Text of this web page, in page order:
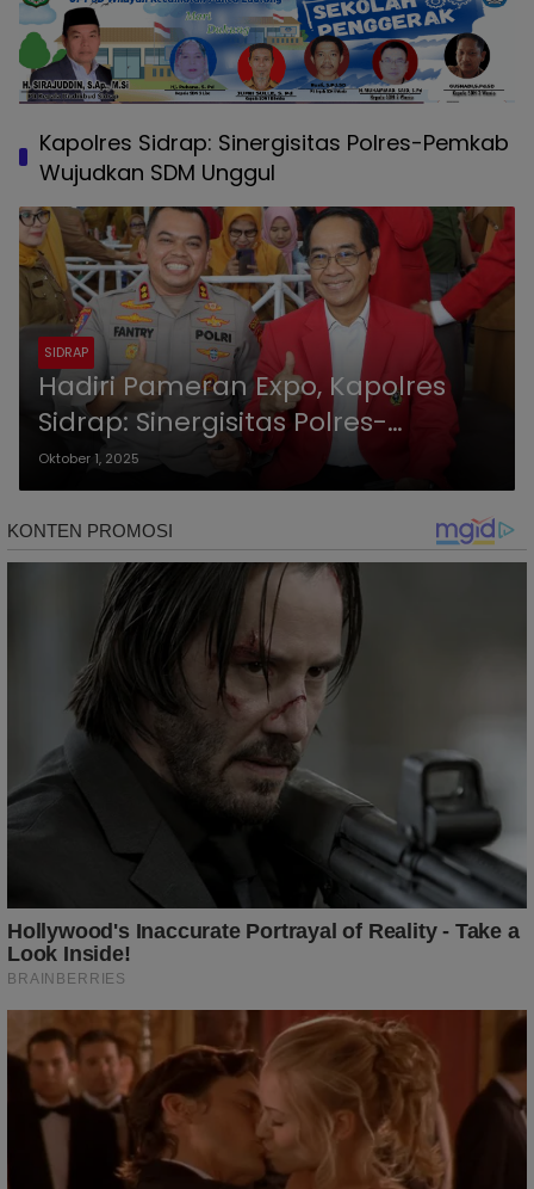
Kapolres Sidrap: Sinergisitas Polres-Pemkab
Wujudkan SDM Unggul
SIDRAP
Hadiri Pameran Expo, Kapolres
Sidrap: Sinergisitas Polres-
Pemkab Wujudkan SDM Unggul
Oktober 1, 2025